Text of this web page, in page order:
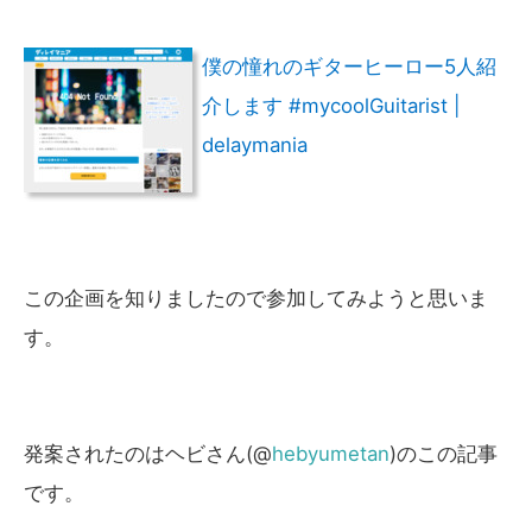
僕の憧れのギターヒーロー5人紹
介します #mycoolGuitarist |
delaymania
この企画を知りましたので参加してみようと思いま
す。
発案されたのはヘビさん(@hebyumetan)のこの記事
です。